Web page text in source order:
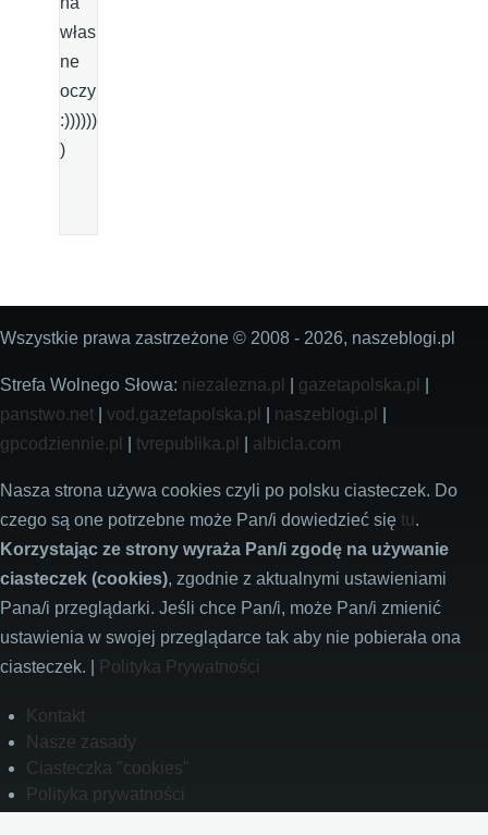
włas
ne
oczy
:))))))
)
Wszystkie prawa zastrzeżone © 2008 - 2026, naszeblogi.pl
Strefa Wolnego Słowa: niezalezna.pl gazetapolska.pl
panstwo.net
vod.gazetapolska.pl naszeblogi.pl
gpcodziennie.pl
tvrepublika.pl albicla.com
Nasza strona używa cookies czyli po polsku ciasteczek. Do
czego są one potrzebne może Pan/i dowiedzieć się tu.
Korzystając ze strony wyraża Pan/i zgodę na używanie
ciasteczek (cookies), zgodnie z aktualnymi ustawieniami
Pana/i przeglądarki. Jeśli chce Pan/i, może Pan/i zmienić
ustawienia w swojej przeglądarce tak aby nie pobierała ona
ciasteczek. |
Polityka Prywatności
FooterKontakt
Nasze zasady
Ciasteczka "cookies"
Polityka prywatności